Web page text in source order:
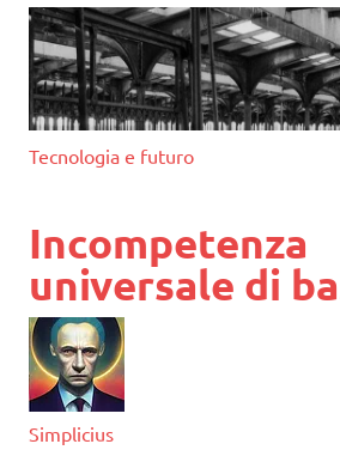
Tecnologia e futuro
Incompetenza
universale di
Simplicius